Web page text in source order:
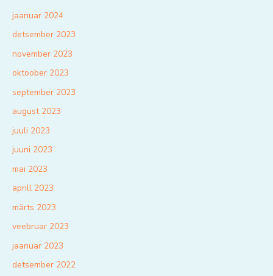
jaanuar 2024
detsember 2023
november 2023
oktoober 2023
september 2023
august 2023
juuli 2023
juuni 2023
mai 2023
aprill 2023
märts 2023
veebruar 2023
jaanuar 2023
detsember 2022